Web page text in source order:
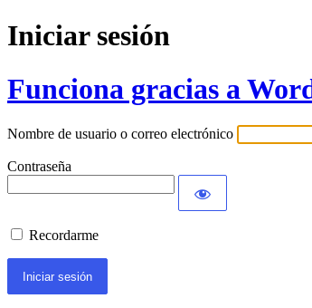
Iniciar sesión
Funciona gracias a
Nombre de usuario o correo electrónico
Contraseña
Recordarme